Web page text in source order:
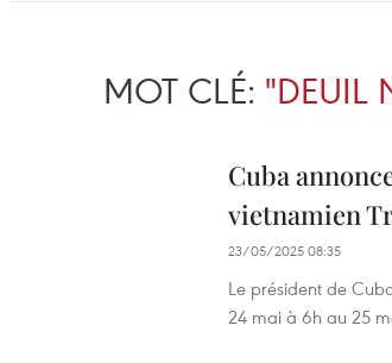
MOT CLÉ: "DEUIL
Cuba
vietnamien
23/05/2025 08:35
Le président de
24 mai à 6h au 25